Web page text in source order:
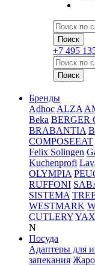
+7 495
Бренды
Adhoc ALZA
Beka BERGER
BRABANTIA
COMPOSEEAT
Felix Solingen
Kuchenprofi
OLYMPIA
RUFFONI
SISTEMA
WESTMARK
CUTLERY
N
Посуда
Адаптеры для
запекания